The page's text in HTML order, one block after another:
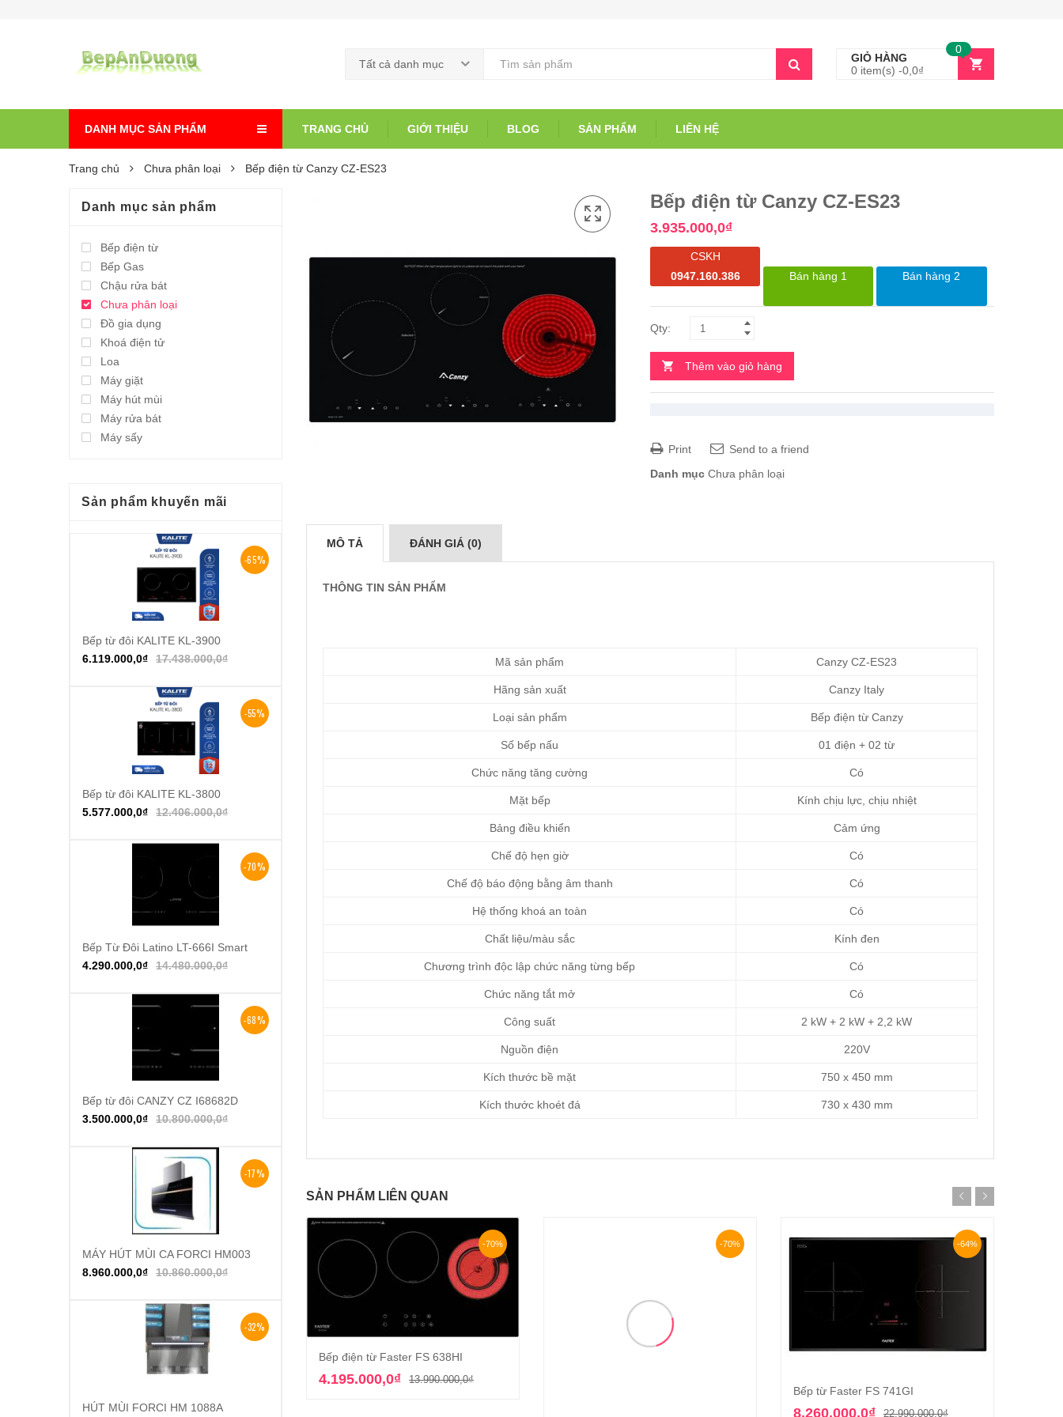
Tất cả danh mục
GIỎ HÀNG
0 item(s) -0,0₫
0
DANH MỤC SẢN PHẨM TRANG CHỦ GIỚI THIỆU BLOG SẢN PHẨM LIÊN HỆ
Trang chủ Chưa phân loại Bếp điện từ Canzy CZ-ES23
Bếp điện từ Canzy CZ-ES23
3.935.000,0₫
CSKH
0947.160.386
Bán hàng 1 Bán hàng 2
Thêm vào giỏ hàng
Print
Send to a friend
Danh mục Chưa phân loại
MÔ TẢ ĐÁNH GIÁ (0)
THÔNG TIN SẢN PHẨM
Mã sản phẩm Canzy CZ-ES23
Hãng sản xuất Canzy Italy
Loại sản phẩm Bếp điện từ Canzy
Số bếp nấu 01 điện + 02 từ
Chức năng tăng cường Có
Mặt bếp Kính chịu lực, chịu nhiệt
Bảng điều khiển Cảm ứng
Chế độ hẹn giờ Có
Chế độ báo động bằng âm thanh Có
Hệ thống khoá an toàn Có
Chất liệu/màu sắc Kính đen
Chương trình độc lập chức năng từng bếp Có
Chức năng tắt mở Có
Công suất 2 kW + 2 kW + 2,2 kW
Nguồn điện 220V
Kích thước bề mặt 750 x 450 mm
Kích thước khoét đá 730 x 430 mm
SẢN PHẨM LIÊN QUAN
-70%
Thêm vào giỏ hàng
Bếp điện từ Faster FS 638HI
13.990.000,0₫Giá
4.195.000,0₫
Giá
-70% -64%
Thêm vào giỏ hàng
Bếp từ Faster FS 741GI
22.990.000,0₫Giá
8.260.000,0₫
Giá
Danh mục sản phẩm
Bếp điện từ
Bếp Gas
Chậu rửa bát
Chưa phân loại
Đồ gia dụng
Khoá điện tử
Loa
Máy giặt
Máy hút mùi
Máy rửa bát
Máy sấy
Sản phẩm khuyến mãi
-65%
Thêm vào giỏ hàng
Bếp từ đôi KALITE KL-3900
17.438.000,0₫
6.119.000,0₫
-55%
Thêm vào giỏ hàng
Bếp từ đôi KALITE KL-3800
12.406.000,0₫
5.577.000,0₫
-70%
Thêm vào giỏ hàng
Bếp Từ Đôi Latino LT-666I Smart
14.480.000,0₫
4.290.000,0₫
-68%
Thêm vào giỏ hàng
Bếp từ đôi CANZY CZ I68682D
10.800.000,0₫
3.500.000,0₫
-17%
Thêm vào giỏ hàng
MÁY HÚT MÙI CA FORCI HM003
10.860.000,0₫
8.960.000,0₫
-32%
Thêm vào giỏ hàng
HÚT MÙI FORCI HM 1088A